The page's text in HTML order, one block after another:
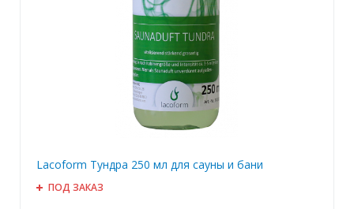
Lacoform Тундра 250 мл для сауны и бани
ПОД ЗАКАЗ